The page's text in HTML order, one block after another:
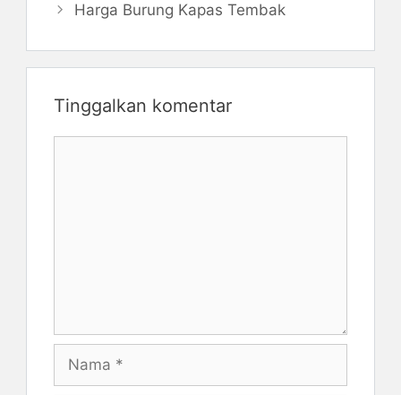
Harga Burung Kapas Tembak
Tinggalkan komentar
Nama